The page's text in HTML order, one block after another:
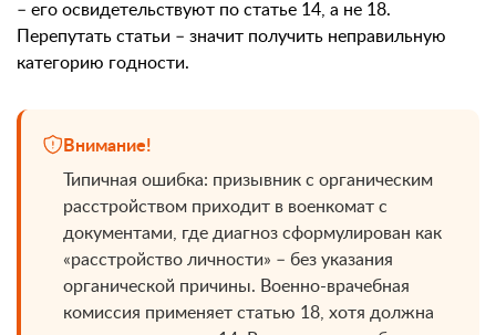
– его освидетельствуют по статье 14, а не 18.
Перепутать статьи – значит получить неправильную
категорию годности.
Внимание!
Типичная ошибка: призывник с органическим
расстройством приходит в военкомат с
документами, где диагноз сформулирован как
«расстройство личности» – без указания
органической причины. Военно-врачебная
комиссия применяет статью 18, хотя должна